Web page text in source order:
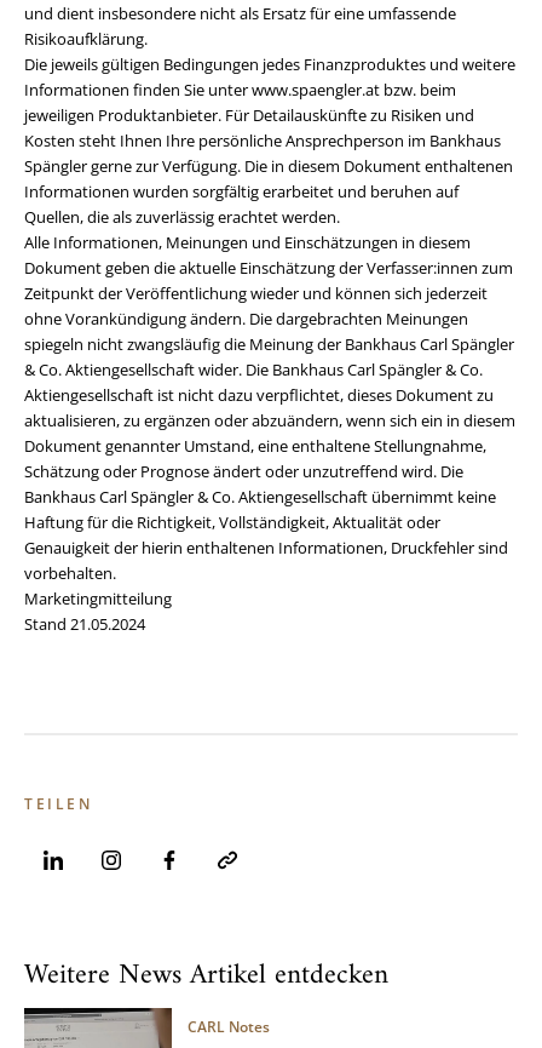
und dient insbesondere nicht als Ersatz für eine umfassende
Risikoaufklärung.
Die jeweils gültigen Bedingungen jedes Finanzproduktes und weitere
Informationen finden Sie unter www.spaengler.at bzw. beim
jeweiligen Produktanbieter. Für Detailauskünfte zu Risiken und
Kosten steht Ihnen Ihre persönliche Ansprechperson im Bankhaus
Spängler gerne zur Verfügung. Die in diesem Dokument enthaltenen
Informationen wurden sorgfältig erarbeitet und beruhen auf
Quellen, die als zuverlässig erachtet werden.
Alle Informationen, Meinungen und Einschätzungen in diesem
Dokument geben die aktuelle Einschätzung der Verfasser:innen zum
Zeitpunkt der Veröffentlichung wieder und können sich jederzeit
ohne Vorankündigung ändern. Die dargebrachten Meinungen
spiegeln nicht zwangsläufig die Meinung der Bankhaus Carl Spängler
& Co. Aktiengesellschaft wider. Die Bankhaus Carl Spängler & Co.
Aktiengesellschaft ist nicht dazu verpflichtet, dieses Dokument zu
aktualisieren, zu ergänzen oder abzuändern, wenn sich ein in diesem
Dokument genannter Umstand, eine enthaltene Stellungnahme,
Schätzung oder Prognose ändert oder unzutreffend wird. Die
Bankhaus Carl Spängler & Co. Aktiengesellschaft übernimmt keine
Haftung für die Richtigkeit, Vollständigkeit, Aktualität oder
Genauigkeit der hierin enthaltenen Informationen, Druckfehler sind
vorbehalten.
Marketingmitteilung
Stand 21.05.2024
TEILEN
Weitere News Artikel entdecken
CARL Notes